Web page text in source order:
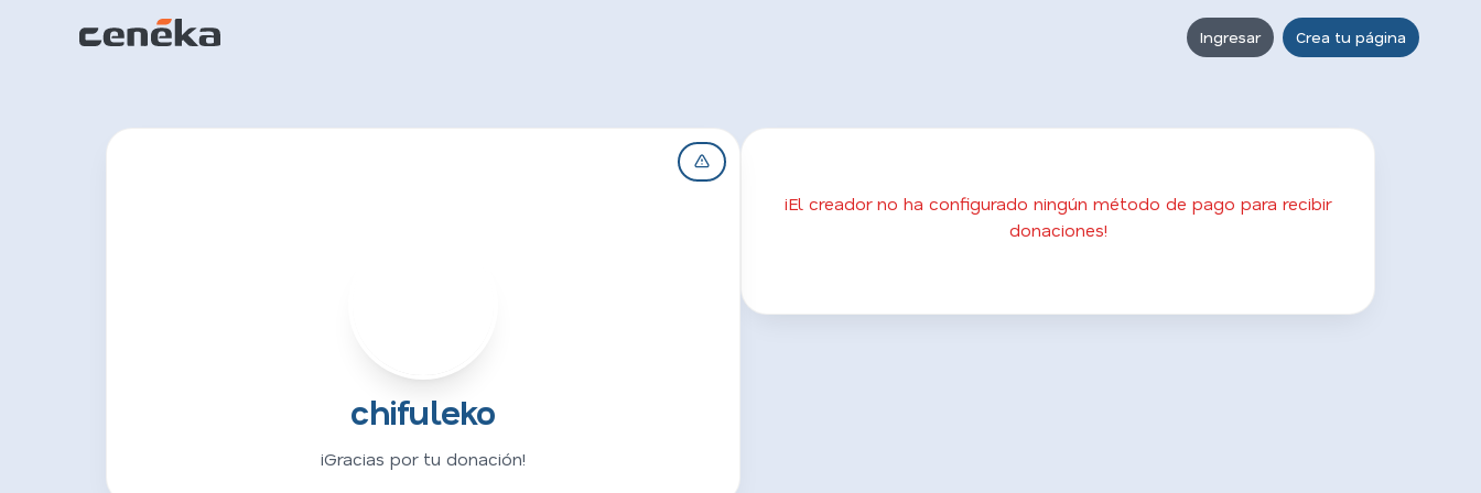
Ingresar Crea tu página
chifuleko
¡Gracias por tu donación!
¡El creador no ha configurado ningún método de pago para recibir
donaciones!